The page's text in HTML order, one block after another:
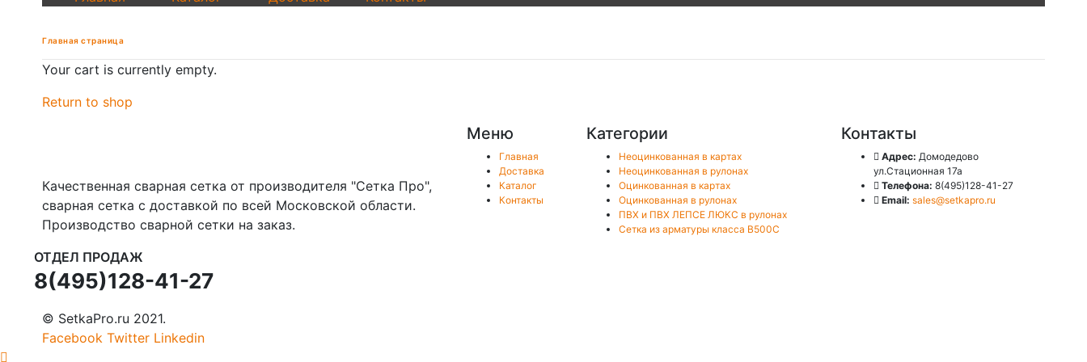
Главная страница
Your cart is currently empty.
Return to shop
Качественная сварная сетка от производителя "Сетка Про",
сварная сетка с доставкой по всей Московской области.
Производство сварной сетки на заказ.
ОТДЕЛ ПРОДАЖ
8(495)128-41-27
Меню
Главная
Доставка
Каталог
Контакты
Категории
Неоцинкованная в картах
Неоцинкованная в рулонах
Оцинкованная в картах
Оцинкованная в рулонах
ПВХ и ПВХ ЛЕПСЕ ЛЮКС в рулонах
Сетка из арматуры класса B500C
Контакты
Адрес: Домодедово
ул.Стационная 17а
Телефона: 8(495)128-41-27
Email: sales@setkapro.ru
© SetkaPro.ru 2021.
Facebook Twitter Linkedin